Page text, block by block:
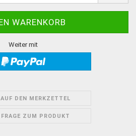
Weiter mit
AUF DEN MERKZETTEL
FRAGE ZUM PRODUKT